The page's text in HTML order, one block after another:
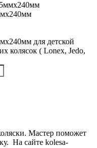
для детской
колясок ( Lonex, Jedo,
Мастер поможет
На сайте kolesa-